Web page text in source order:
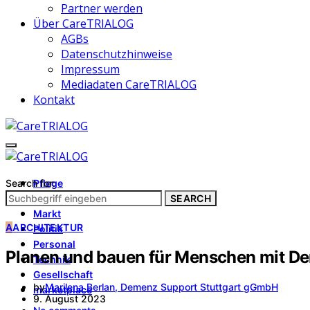
Partner werden
Über CareTRIALOG
AGBs
Datenschutzhinweise
Impressum
Mediadaten CareTRIALOG
Kontakt
Pflege
Architektur
Markt
Politik
Personal
Technik
Gesellschaft
marketplace
Search for:
SEARCH
AARCHITEKTUR
Planen und bauen für Menschen mit
byMarilena Berlan, Demenz Support Stuttgart gGmbH
9. August 2023